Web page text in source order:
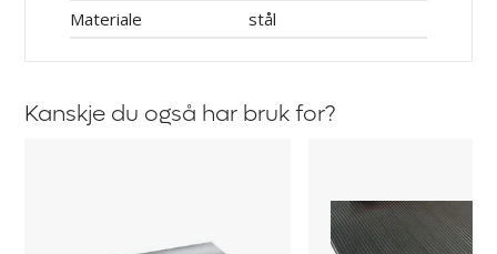
Materiale
stål
Kanskje du også har bruk for?
Ellinor